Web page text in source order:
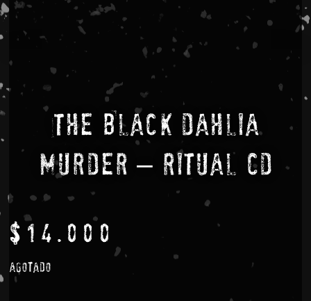
The Black Dahlia
Murder – Ritual CD
$ 14.000
Agotado